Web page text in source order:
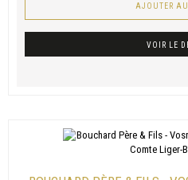
AJOUTER
VOIR LE